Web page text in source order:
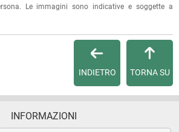
e mantiene la pelle del bimbo molto
verificate daeKomi
contattaci via
Condizioni di vendita
Le immagini sono indicative e soggette a
TORNA SU
INDIETRO
INFORMAZIONI